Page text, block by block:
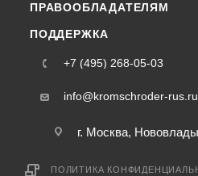
ПРАВООБЛАДАТЕЛЯМ
ПОДДЕРЖКА
+7 (495) 268-05-03
info@kromschroder-rus.ru
г. Москва,
ПОЛИТИКА